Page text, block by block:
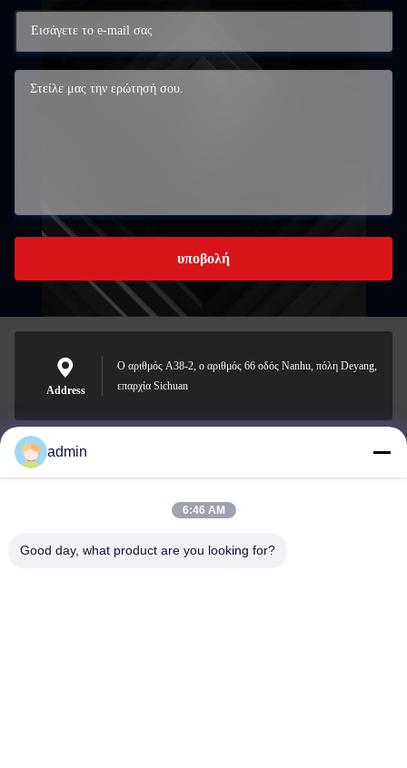
υποβολή
Address
Ο αριθμός A38-2, ο αριθμός 66 οδός Nanhu, πόλη Deyang,
επαρχία Sichuan
Nero@enlaibio.com
admin
6:46 AM
Good day, what product are you looking for?